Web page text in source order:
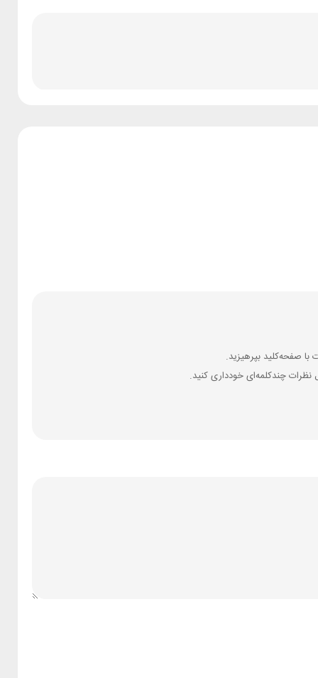
چندکلمه‌‌ای خودداری کنید.